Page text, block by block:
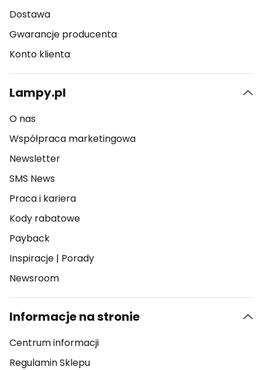
Dostawa
Gwarancje producenta
Konto klienta
Lampy.pl
O nas
Współpraca marketingowa
Newsletter
SMS News
Praca i kariera
Kody rabatowe
Payback
Inspiracje | Porady
Newsroom
Informacje na stronie
Centrum informacji
Regulamin Sklepu